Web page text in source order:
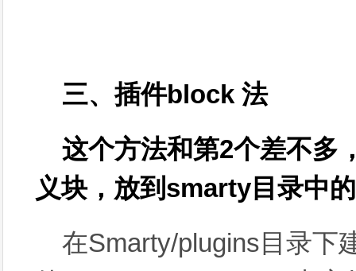
三、插件block 法
这个方法和第2个差不多
义块，放到smarty目录中
在Smarty/plugins目录下